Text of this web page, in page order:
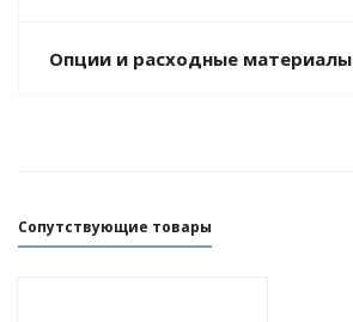
Опции и расходные материалы
Сопутствующие товары